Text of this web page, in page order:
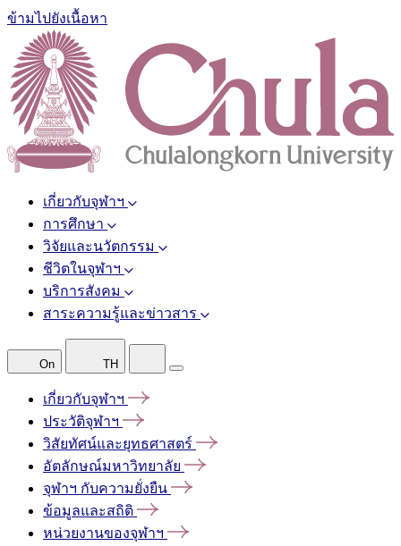
ข้ามไปยังเนื้อหา
เกี่ยวกับจุฬาฯ
การศึกษา
วิจัยและนวัตกรรม
ชีวิตในจุฬาฯ
บริการสังคม
สาระความรู้และข่าวสาร
On TH
เกี่ยวกับจุฬาฯ
ประวัติจุฬาฯ
วิสัยทัศน์และยุทธศาสตร์
อัตลักษณ์มหาวิทยาลัย
จุฬาฯ กับความยั่งยืน
ข้อมูลและสถิติ
หน่วยงานของจุฬาฯ